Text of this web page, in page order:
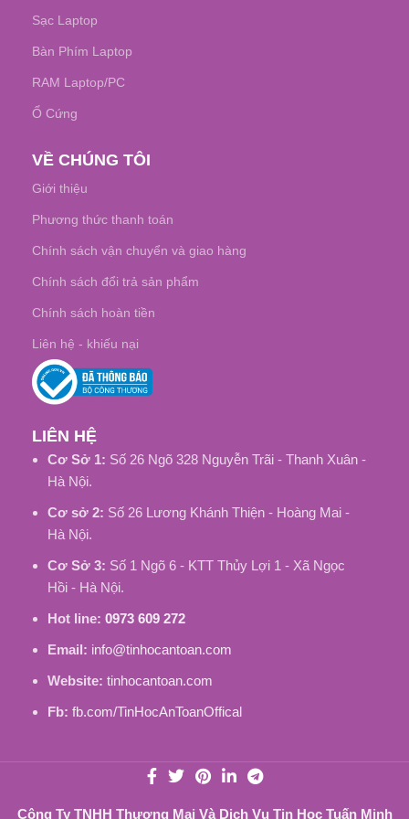
Sạc Laptop
Bàn Phím Laptop
RAM Laptop/PC
Ổ Cứng
VỀ CHÚNG TÔI
Giới thiệu
Phương thức thanh toán
Chính sách vận chuyển và giao hàng
Chính sách đổi trả sản phẩm
Chính sách hoàn tiền
Liên hệ - khiếu nại
LIÊN HỆ
Cơ Sở 1: Số 26 Ngõ 328 Nguyễn Trãi - Thanh Xuân -
Hà Nội.
Cơ sở 2: Số 26 Lương Khánh Thiện - Hoàng Mai -
Hà Nội.
Cơ Sở 3: Số 1 Ngõ 6 - KTT Thủy Lợi 1 - Xã Ngọc
Hồi - Hà Nội.
Hot line: 0973 609 272
Email: info@tinhocantoan.com
Website: tinhocantoan.com
Fb: fb.com/TinHocAnToanOffical
Công Ty TNHH Thương Mại Và Dịch Vụ Tin Học Tuấn Minh